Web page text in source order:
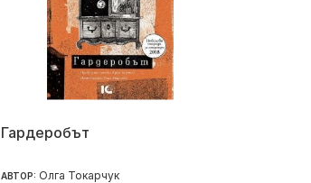
Гардеробът
АВТОР: Олга Токарчук